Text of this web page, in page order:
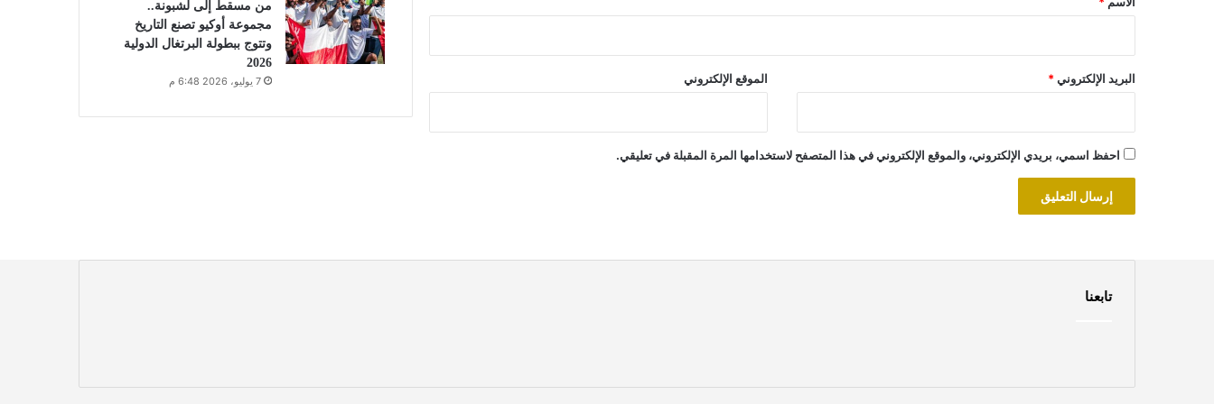
البريد الإلكتروني* الموقع الإلكتروني
احفظ اسمي، بريدي الإلكتروني، والموقع الإلكتروني في هذا المتصفح لاستخدامها المرة المقبلة في تعليقي.
من مسقط إلى لشبونة..
مجموعة أوكيو تصنع التاريخ
وتتوج ببطولة البرتغال الدولية
2026
7 يوليو، 2026 6:48 م
تابعنا